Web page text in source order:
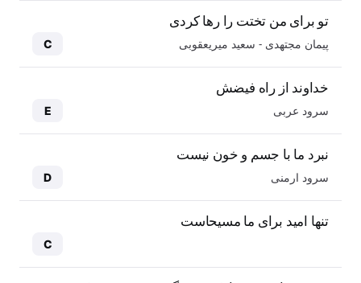
تو برای من تختت را رها کردی
پیمان مجتهدی - سعید میریعقوبی C
خداوند از راه فیضش
سرود عربی E
نبرد ما با جسم و خون نیست
سرود ارمنی D
تنها امید برای ما مسیحاست
C